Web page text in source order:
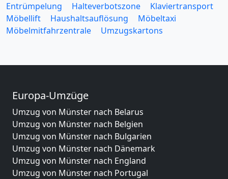
Entrümpelung
Halteverbotszone
Klaviertransport
Möbellift
Haushaltsauflösung
Möbeltaxi
Möbelmitfahrzentrale
Umzugskartons
Europa-Umzüge
Umzug von Münster nach Belarus
Umzug von Münster nach Belgien
Umzug von Münster nach Bulgarien
Umzug von Münster nach Dänemark
Umzug von Münster nach England
Umzug von Münster nach Portugal